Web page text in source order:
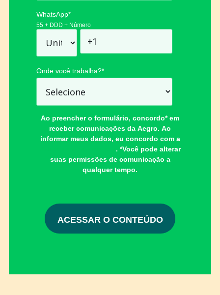
WhatsApp*
55 + DDD + Número
Onde você trabalha?*
Ao preencher o formulário, concordo* em
receber comunicações da Aegro. Ao
informar meus dados, eu concordo com a
. *Você pode alterar
suas permissões de comunicação a
qualquer tempo.